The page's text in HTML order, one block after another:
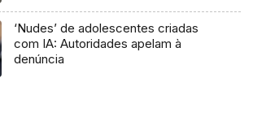
‘Nudes’ de adolescentes criadas
com IA: Autoridades apelam à
denúncia